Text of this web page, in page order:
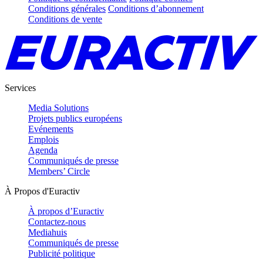
Conditions générales Conditions d’abonnement
Conditions de vente
Services
Media Solutions
Projets publics européens
Evénements
Emplois
Agenda
Communiqués de presse
Members’ Circle
À Propos d'Euractiv
À propos d’Euractiv
Contactez-nous
Mediahuis
Communiqués de presse
Publicité politique